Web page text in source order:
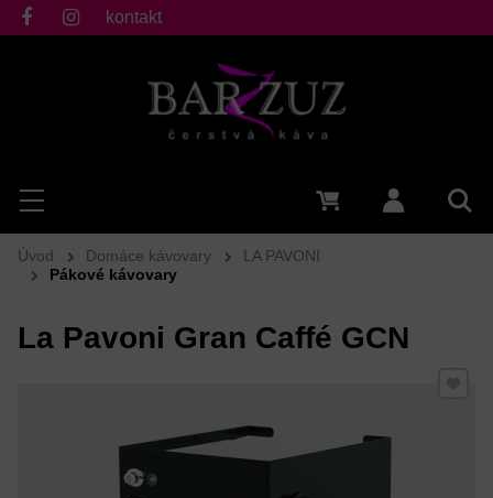
Hľadať
Menu Prihlásiť
fb ig
kontakt
Úvod Domáce kávovary
LA PAVONI
Pákové kávovary
La Pavoni Gran Caffé GCN